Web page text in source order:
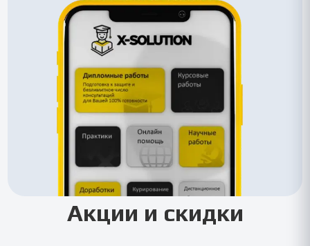
Акции и скидки